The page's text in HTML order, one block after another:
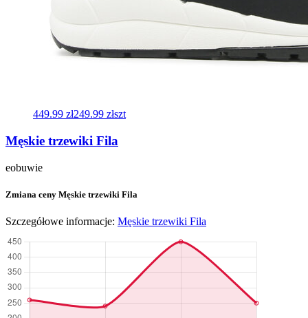
449.99 zł249.99 złszt
Męskie trzewiki Fila
eobuwie
Zmiana ceny Męskie trzewiki Fila
Szczegółowe informacje: Męskie trzewiki Fila